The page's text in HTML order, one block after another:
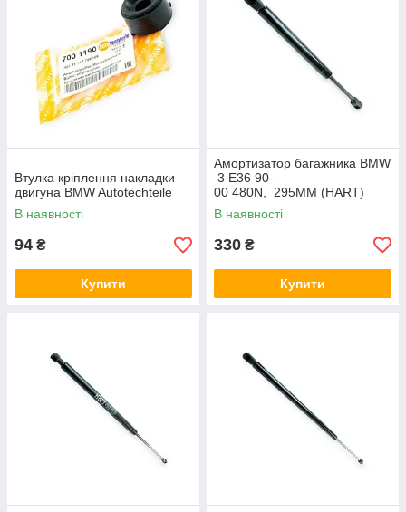
Втулка кріплення накладки
двигуна BMW Autotechteile
В наявності
94 ₴
Купити
Амортизатор багажника BMW
3 E36 90-
00 480N, 295MM (HART)
В наявності
330 ₴
Купити